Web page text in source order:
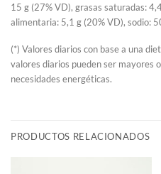
15 g (27% VD), grasas saturadas:
alimentaria: 5,1 g (20% VD), sodio:
(*) Valores diarios con base a una
valores diarios pueden ser mayores
necesidades energéticas.
PRODUCTOS RELACIONADOS